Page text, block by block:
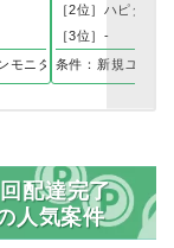
モニター(iPhone版)登録
［2位］ハピタス
［3位］-
条件：新規ユーザ
配達完了
人気案件